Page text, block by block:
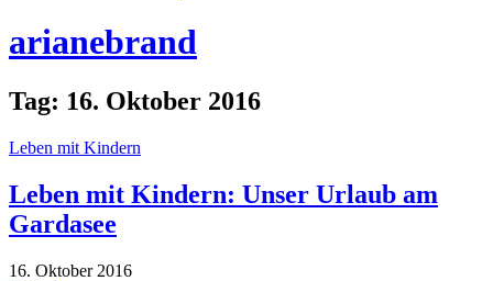
arianebrand
Tag: 16. Oktober 2016
Leben mit Kindern
Leben mit Kindern: Unser Urlaub am
Gardasee
16. Oktober 2016